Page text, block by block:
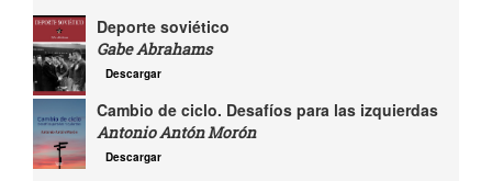
Deporte soviético
Gabe Abrahams
Descargar
Cambio de ciclo. Desafíos para las izquierdas
Antonio Antón Morón
Descargar